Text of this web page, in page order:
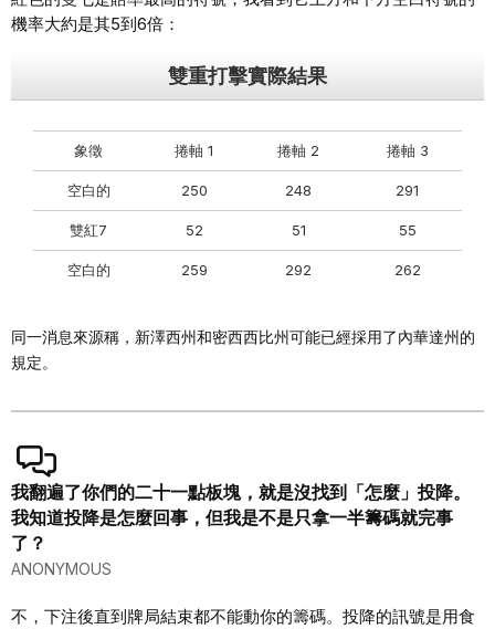
機率大約是其5到6倍：
雙重打擊實際結果
象徵 捲軸 1 捲軸 2 捲軸 3
空白的 250 248 291
雙紅7 52 51 55
空白的 259 292 262
同一消息來源稱，新澤西州和密西西比州可能已經採用了內華達州的
規定。
我翻遍了你們的二十一點板塊，就是沒找到「怎麼」投降。
我知道投降是怎麼回事，但我是不是只拿一半籌碼就完事
了？
ANONYMOUS
不，下注後直到牌局結束都不能動你的籌碼。投降的訊號是用食